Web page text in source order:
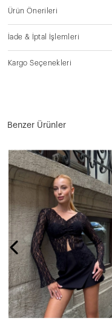
Ürün Önerileri
İade & İptal İşlemleri
Kargo Seçenekleri
Benzer Ürünler